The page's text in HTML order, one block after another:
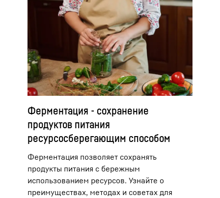
Ферментация - сохранение
продуктов питания
ресурсосберегающим способом
Ферментация позволяет сохранять
продукты питания с бережным
использованием ресурсов. Узнайте о
преимуществах, методах и советах для